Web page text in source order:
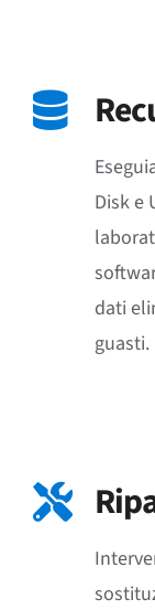
Disk e
dati
guasti.